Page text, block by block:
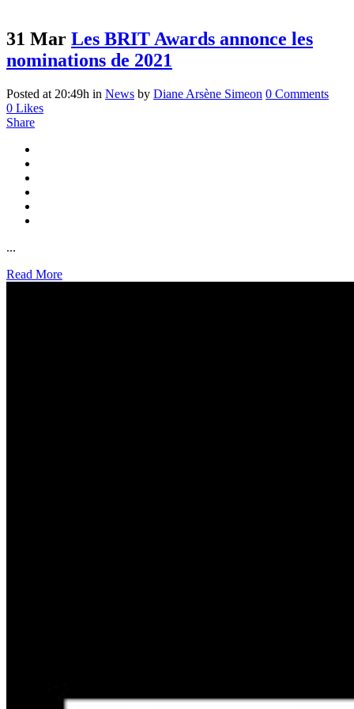
31 Mar Les BRIT Awards annonce les
nominations de 2021
Posted at 20:49h in News by Diane Arsène Simeon 0 Comments
0 Likes
Share
...
Read More